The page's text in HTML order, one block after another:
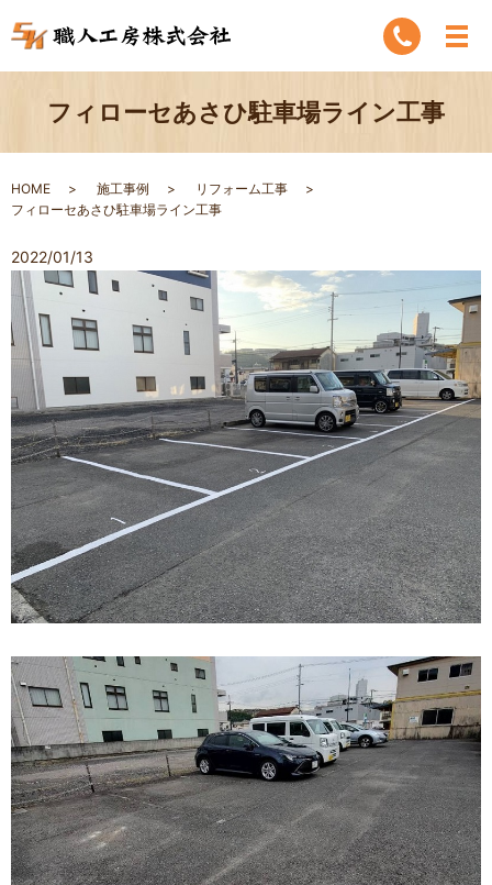
フィローセあさひ駐車場ライン工事
HOME 施工事例
リフォーム工事
フィローセあさひ駐車場ライン工事
2022/01/13